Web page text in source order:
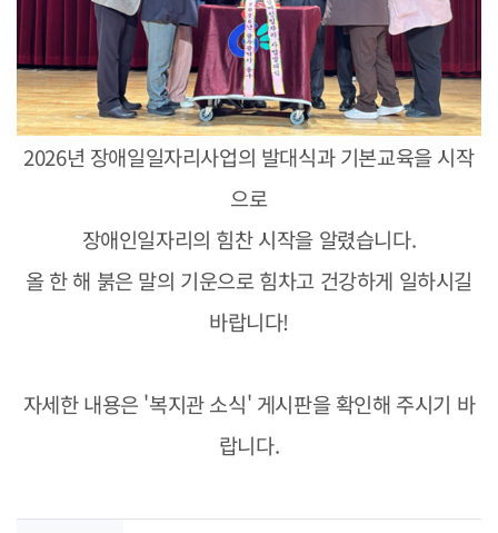
2026년 장애일일자리사업의 발대식과 기본교육을 시작
으로
장애인일자리의 힘찬 시작을 알렸습니다.
올 한 해 붉은 말의 기운으로 힘차고 건강하게 일하시길
바랍니다!
자세한 내용은 '복지관 소식' 게시판을 확인해 주시기 바
랍니다.